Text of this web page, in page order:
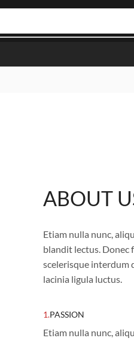
ABOUT
Etiam nulla nunc,
blandit lectus. Donec
scelerisque interdum
lacinia ligula luctus.
1.PASSION
Etiam nulla nunc,